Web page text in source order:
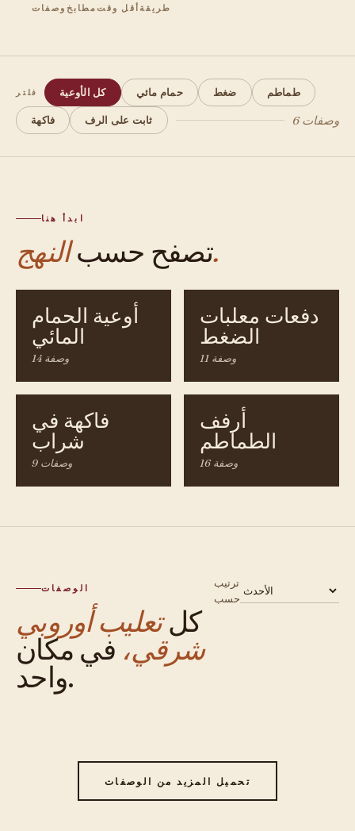
وصفات مطابخأقل وقت طريقة
فلتر كل الأوعية حمام مائي ضغط طماطم
فاكهة ثابت على الرف 6 وصفات
ابدأ هنا
تصفح حسبالنهج.
أوعية الحمام
المائي
14 وصفة
دفعات معلبات
الضغط
11 وصفة
فاكهة في
شراب
9 وصفات
أرفف
الطماطم
16 وصفة
الوصفات
كلتعليب أوروبي
شرقي، في مكان
واحد.
ترتيب
حسب
تحميل المزيد من الوصفات